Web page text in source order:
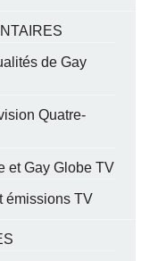
de Gay
Quatre-
et Gay Globe TV
émissions TV